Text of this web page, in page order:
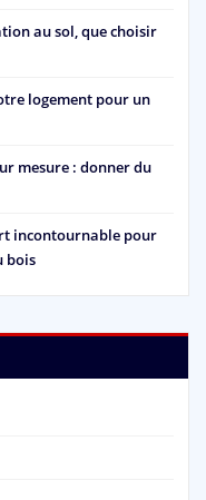
au sol, que choisir
logement pour un
mesure : donner du
incontournable pour
bois